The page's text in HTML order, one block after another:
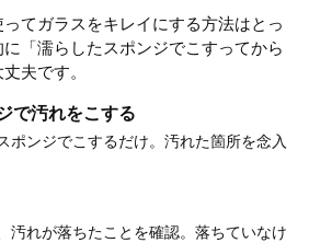
てガラスをキレイにする方法はとっ
「濡らしたスポンジでこすってから
夫です。
で汚れをこする
ポンジでこするだけ。汚れた箇所を念入
汚れが落ちたことを確認。落ちていなけ